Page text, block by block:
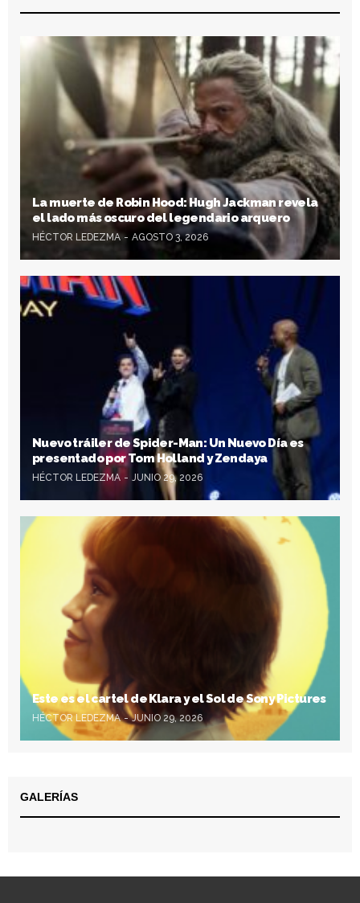
La muerte de Robin Hood: Hugh Jackman revela
el lado más oscuro del legendario arquero
HÉCTOR LEDEZMA AGOSTO 3, 2026
Nuevo tráiler de Spider-Man: Un Nuevo Día es
presentado por Tom Holland y Zendaya
HÉCTOR LEDEZMA JUNIO 29, 2026
Este es el cartel de Klara y el Sol de Sony Pictures
HÉCTOR LEDEZMA JUNIO 29, 2026
GALERÍAS